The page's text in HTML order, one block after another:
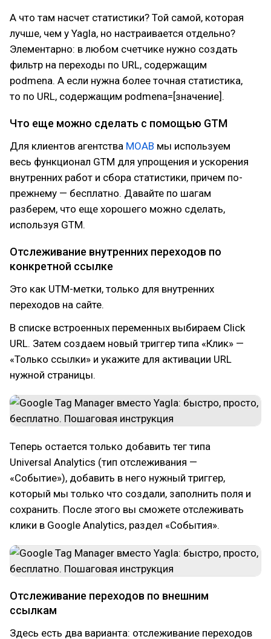
А что там насчет статистики? Той самой, которая
лучше, чем у Yagla, но настраивается отдельно?
Элементарно: в любом счетчике нужно создать
фильтр на переходы по URL, содержащим
podmena. А если нужна более точная статистика,
то по URL, содержащим podmena=[значение].
Что еще можно сделать с помощью GTM
Для клиентов агентства MOAB мы используем
весь функционал GTM для упрощения и ускорения
внутренних работ и сбора статистики, причем по-
прежнему — бесплатно. Давайте по шагам
разберем, что еще хорошего можно сделать,
используя GTM.
Отслеживание внутренних переходов по
конкретной ссылке
Это как UTM-метки, только для внутренних
переходов на сайте.
В списке встроенных переменных выбираем Click
URL. Затем создаем новый триггер типа «Клик» —
«Только ссылки» и укажите для активации URL
нужной страницы.
Теперь остается только добавить тег типа
Universal Analytics (тип отслеживания —
«Событие»), добавить в него нужный триггер,
который мы только что создали, заполнить поля и
сохранить. После этого вы сможете отслеживать
клики в Google Analytics, раздел «События».
Отслеживание переходов по внешним
ссылкам
Здесь есть два варианта: отслеживание переходов